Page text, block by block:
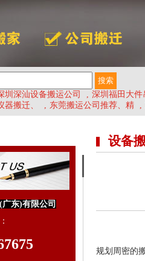
圳深汕设备搬运公司 , 深圳福田大件
器搬迁、
, 东莞搬运公司推荐、精 ,
东)有限公司
设备
规划周密的